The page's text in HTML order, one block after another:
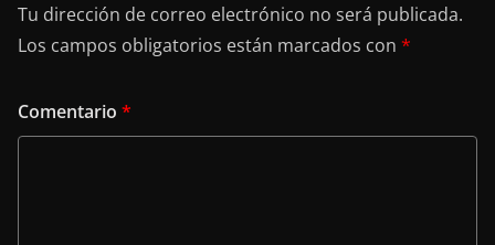
Tu dirección de correo electrónico no será publicada.
Los campos obligatorios están marcados con *
Comentario *